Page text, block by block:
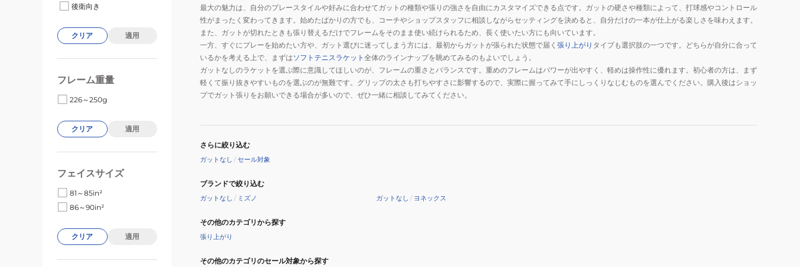
最大の魅力は、自分のプレースタイルや好みに合わせてガットの種類や張りの強さを自由にカスタマイズできる点です。ガットの硬さや種類によって、打球感やコントロール
性がまったく変わってきます。始めたばかりの方でも、コーチやショップスタッフに相談しながらセッティングを決めると、自分だけの一本が仕上がる楽しさを味わえます。
また、ガットが切れたときも張り替えるだけでフレームをそのまま使い続けられるため、長く使いたい方にも向いています。
一方、すぐにプレーを始めたい方や、ガット選びに迷ってしまう方には、最初からガットが張られた状態で届く 張り上がり タイプも選択肢の一つです。どちらが自分に合って
いるかを考える上で、まずはソフトテニスラケット 全体のラインナップを眺めてみるのもよいでしょう。
ガットなしのラケットを選ぶ際に意識してほしいのが、フレームの重さとバランスです。重めのフレームはパワーが出やすく、軽めは操作性に優れます。初心者の方は、まず
軽くて振り抜きやすいものを選ぶのが無難です。グリップの太さも打ちやすさに影響するので、実際に握ってみて手にしっくりなじむものを選んでください。購入後はショッ
プでガット張りをお願いできる場合が多いので、ぜひ一緒に相談してみてください。
さらに絞り込む
ガットなし /セール対象
ブランドで絞り込む
ガットなし / ミズノ ガットなし / ヨネックス
その他のカテゴリから探す
張り上がり
その他のカテゴリのセール対象から探す
後衛向き
クリア 適用
フレーム重量
226～250g
クリア 適用
フェイスサイズ
81～85in²
86～90in²
クリア 適用